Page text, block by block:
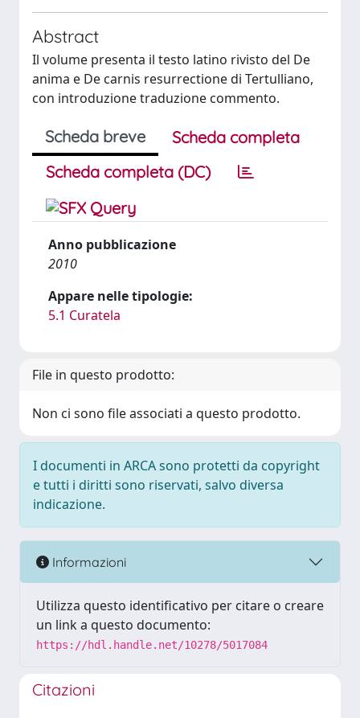
Abstract
Il volume presenta il testo latino rivisto del De
anima e De carnis resurrectione di Tertulliano,
con introduzione traduzione commento.
Scheda breve
Scheda completa
Scheda completa (DC)
Anno pubblicazione
2010
Appare nelle tipologie:
5.1 Curatela
File in questo prodotto:
Non ci sono file associati a questo prodotto.
I documenti in ARCA sono protetti da copyright
e tutti i diritti sono riservati, salvo diversa
indicazione.
Informazioni
Utilizza questo identificativo per citare o creare
un link a questo documento:
https://hdl.handle.net/10278/5017084
Citazioni